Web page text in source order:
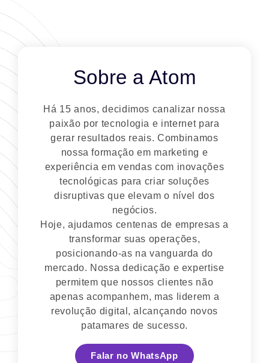
Sobre a Atom
Há 15 anos, decidimos canalizar nossa
paixão por tecnologia e internet para
gerar resultados reais. Combinamos
nossa formação em marketing e
experiência em vendas com inovações
tecnológicas para criar soluções
disruptivas que elevam o nível dos
negócios.
Hoje, ajudamos centenas de empresas a
transformar suas operações,
posicionando-as na vanguarda do
mercado. Nossa dedicação e expertise
permitem que nossos clientes não
apenas acompanhem, mas liderem a
revolução digital, alcançando novos
patamares de sucesso.
Falar no WhatsApp